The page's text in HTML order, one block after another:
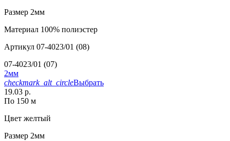
Размер 2мм
Материал 100% полиэстер
Артикул 07-4023/01 (08)
07-4023/01 (07)
2мм
checkmark_alt_circleВыбрать
19.03 р.
По 150 м
Цвет желтый
Размер 2мм